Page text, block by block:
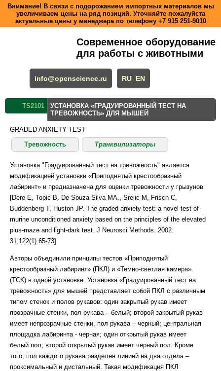
Внимание! В связи с подорожанием импортных материалов мы
увеличиваем цены на ряд позиций. Уточняйте пожалуйста
актуальные цены у менеджера по телефону +7 915 251-9010
Современное оборудование
для работы с животными
info@openscience.ru RU EN
TS2101
УСТАНОВКА «ГРАДУИРОВАННЫЙ ТЕСТ НА
ТРЕВОЖНОСТЬ» ДЛЯ МЫШЕЙ
GRADED ANXIETY TEST
Тревожность
Транквилизаторы
Установка "Градуированный тест на тревожность" является
модификацией установки «Приподнятый крестообразный
лабиринт» и предназначена для оценки тревожности у грызунов
[Dere E, Topic B, De Souza Silva MA., Srejic M, Frisch C,
Buddenberg T, Huston JP. The graded anxiety test: a novel test of
murine unconditioned anxiety based on the principles of the elevated
plus-maze and light-dark test. J Neurosci Methods. 2002.
31;122(1):65-73].
Авторы объединили принципы тестов «Приподнятый
крестообразный лабиринт» (ПКЛ) и «Темно-светлая камера»
(ТСК) в одной установке. Установка «Градуированный тест на
тревожность» для мышей представляет собой ПКЛ с различным
типом стенок и полов рукавов: один закрытый рукав имеет
прозрачные стенки, пол рукава – белый; второй закрытый рукав
имеет непрозрачные стенки, пол рукава – черный; центральная
площадка лабиринта - черная; один открытый рукав имеет
белый пол; второй открытый рукав имеет черный пол. Кроме
того, пол каждого рукава разделен линией на два отдела –
проксимальный и дистальный. Такая модификация ПКЛ